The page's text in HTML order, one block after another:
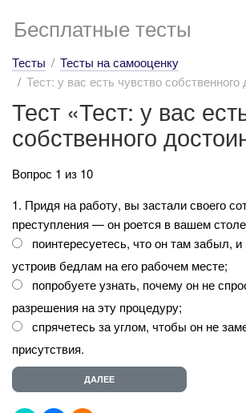
Бесплатные тесты
Тесты
Тесты на самооценку
Тест: у вас есть чувство собственного
Тест «Тест: у вас
собственного
Вопрос 1 из 10
1. Придя на работу, вы застали своего
преступления — он роется в вашем
поинтересуетесь, что он там забыл,
устроив бедлам на его рабочем месте;
попробуете узнать, почему он не
разрешения на эту процедуру;
спрячетесь за углом, чтобы он не
присутствия.